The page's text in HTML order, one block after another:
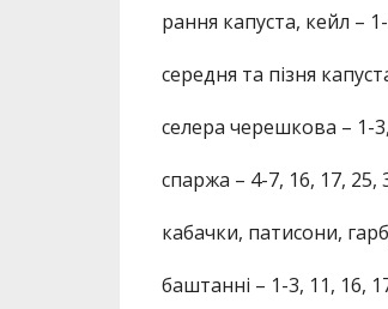
рання капуста, кейл –
середня та пізня
селера черешкова – 1-
спаржа – 4-7, 16, 17, 25,
кабачки, патисони,
баштанні – 1-3, 11, 16,